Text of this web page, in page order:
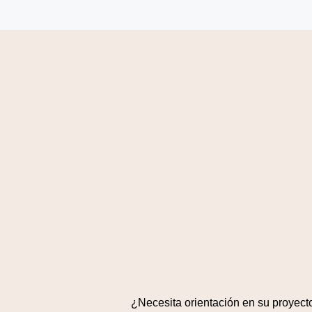
¿Necesita orientación en su